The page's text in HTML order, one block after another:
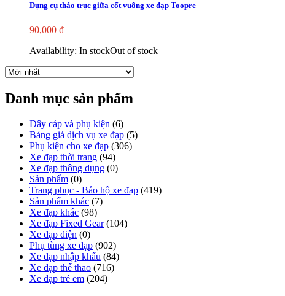
Dụng cụ tháo trục giữa cốt vuông xe đạp Toopre
90,000 ₫
Availability: In stockOut of stock
Danh mục sản phẩm
Dây cáp và phụ kiện (6)
Bảng giá dịch vụ xe đạp (5)
Phụ kiện cho xe đạp (306)
Xe đạp thời trang (94)
Xe đạp thông dụng (0)
Sản phẩm (0)
Trang phục - Bảo hộ xe đạp (419)
Sản phẩm khác (7)
Xe đạp khác (98)
Xe đạp Fixed Gear (104)
Xe đạp điện (0)
Phụ tùng xe đạp (902)
Xe đạp nhập khẩu (84)
Xe đạp thể thao (716)
Xe đạp trẻ em (204)